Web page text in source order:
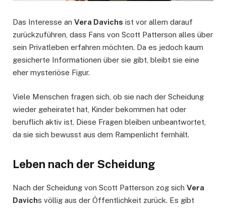
Das Interesse an Vera Davichs ist vor allem darauf
zurückzuführen, dass Fans von Scott Patterson alles über
sein Privatleben erfahren möchten. Da es jedoch kaum
gesicherte Informationen über sie gibt, bleibt sie eine
eher mysteriöse Figur.
Viele Menschen fragen sich, ob sie nach der Scheidung
wieder geheiratet hat, Kinder bekommen hat oder
beruflich aktiv ist. Diese Fragen bleiben unbeantwortet,
da sie sich bewusst aus dem Rampenlicht fernhält.
Leben nach der Scheidung
Nach der Scheidung von Scott Patterson zog sich Vera
Davichs völlig aus der Öffentlichkeit zurück. Es gibt